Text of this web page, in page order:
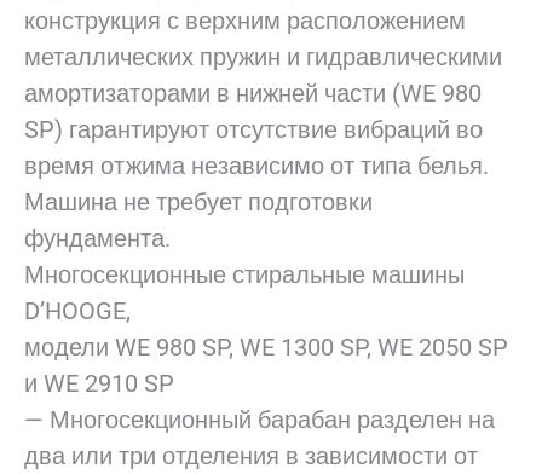
конструкция с верхним расположением
металлических пружин и гидравлическими
амортизаторами в нижней части (WE 980
SP) гарантируют отсутствие вибраций во
время отжима независимо от типа белья.
Машина не требует подготовки
фундамента.
Многосекционные стиральные машины
D’HOOGE,
модели WE 980 SP, WE 1300 SP, WE 2050 SP
и WE 2910 SP
— Многосекционный барабан разделен на
два или три отделения в зависимости от